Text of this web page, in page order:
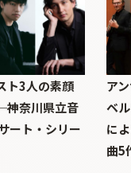
ト3人の素顔
奈川県立音
ート・シリー
ア
ベ
に
曲5